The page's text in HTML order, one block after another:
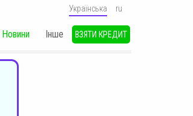
Українська ru
Новини Iнше ВЗЯТИ КРЕДИТ